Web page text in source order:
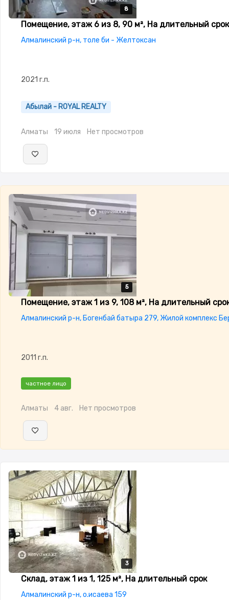
8
8
8
8
8
Помещение, этаж 6 из 8, 90 м², На длительный срок
Алмалинский р-н, толе би - Желтоксан
2021 г.п.
Абылай - ROYAL REALTY
Алматы 19 июля Нет просмотров
5
5
5
5
5
Помещение, этаж 1 из 9, 108 м², На длительный
Алмалинский р-н, Богенбай батыра 279, Жилой комплекс
2011 г.п.
частное лицо
Алматы 4 авг. Нет просмотров
3
3
3
Склад, этаж 1 из 1, 125 м², На длительный срок
Алмалинский р-н, о.исаева 159